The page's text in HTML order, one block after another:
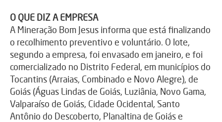
O QUE DIZ A EMPRESA
A Mineração Bom Jesus informa que está finalizando
o recolhimento preventivo e voluntário. O lote,
segundo a empresa, foi envasado em janeiro, e foi
comercializado no Distrito Federal, em municípios do
Tocantins (Arraias, Combinado e Novo Alegre), de
Goiás (Águas Lindas de Goiás, Luziânia, Novo Gama,
Valparaíso de Goiás, Cidade Ocidental, Santo
Antônio do Descoberto, Planaltina de Goiás e